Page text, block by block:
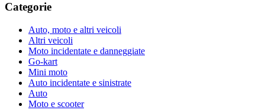
Categorie
Auto, moto e altri veicoli
Altri veicoli
Moto incidentate e danneggiate
Go-kart
Mini moto
Auto incidentate e sinistrate
Auto
Moto e scooter